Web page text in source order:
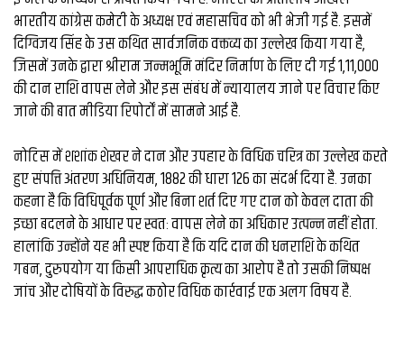
देश
भारतीय कांग्रेस कमेटी के अध्यक्ष एवं महासचिव को भी भेजी गई है. इसमें
दिग्विजय सिंह के उस कथित सार्वजनिक वक्तव्य का उल्लेख किया गया है,
जिसमें उनके द्वारा श्रीराम जन्मभूमि मंदिर निर्माण के लिए दी गई ₹1,11,000
की दान राशि वापस लेने और इस संबंध में न्यायालय जाने पर विचार किए
जाने की बात मीडिया रिपोर्टों में सामने आई है.
नोटिस में शशांक शेखर ने दान और उपहार के विधिक चरित्र का उल्लेख करते
हुए संपत्ति अंतरण अधिनियम, 1882 की धारा 126 का संदर्भ दिया है. उनका
कहना है कि विधिपूर्वक पूर्ण और बिना शर्त दिए गए दान को केवल दाता की
इच्छा बदलने के आधार पर स्वतः वापस लेने का अधिकार उत्पन्न नहीं होता.
हालांकि उन्होंने यह भी स्पष्ट किया है कि यदि दान की धनराशि के कथित
गबन, दुरुपयोग या किसी आपराधिक कृत्य का आरोप है तो उसकी निष्पक्ष
जांच और दोषियों के विरुद्ध कठोर विधिक कार्रवाई एक अलग विषय है.